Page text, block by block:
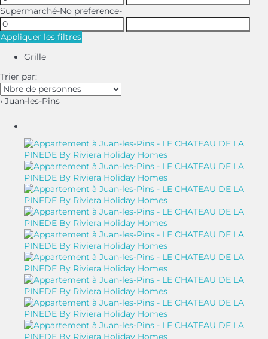
Supermarché-No preference-
Appliquer les filtres
Grille
Trier par:
› Juan-les-Pins